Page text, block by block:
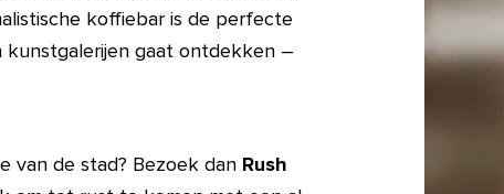
koffiebar is de perfecte
gaat ontdekken –
van de stad? Bezoek dan Rush